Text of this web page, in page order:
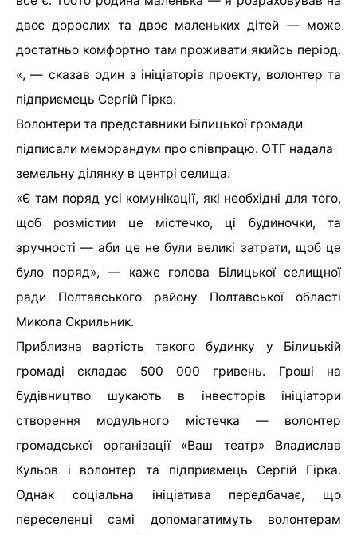
двоє дорослих та двоє маленьких дітей — може
достатньо комфортно там проживати якийсь період.
«, — сказав один з ініціаторів проекту, волонтер та
підприємець Сергій Гірка.
Волонтери та представники Білицької громади
підписали меморандум про співпрацю. ОТГ надала
земельну ділянку в центрі селища.
«Є там поряд усі комунікації, які необхідні для того,
щоб розмістии це містечко, ці будиночки, та
зручності — аби це не були великі затрати, щоб це
було поряд», — каже голова Білицької селищної
ради Полтавського району Полтавської області
Микола Скрильник.
Приблизна вартість такого будинку у Білицькій
громаді складає 500 000 гривень. Гроші на
будівництво шукають в інвесторів ініціатори
створення модульного містечка — волонтер
громадської організації «Ваш театр» Владислав
Кульов і волонтер та підприємець Сергій Гірка.
Однак соціальна ініціатива передбачає, що
переселенці самі допомагатимуть волонтерам